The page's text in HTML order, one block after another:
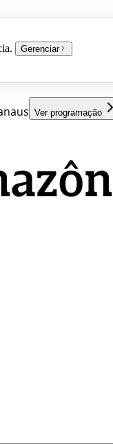
Gerenciar
Ver programação